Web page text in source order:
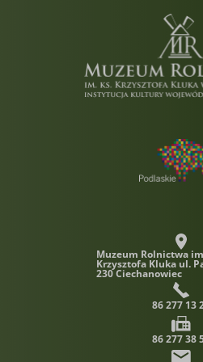
Muzeum Rolnictwa
Krzysztofa Kluka ul.
230 Ciechanowiec
86 277 13
86 277 38